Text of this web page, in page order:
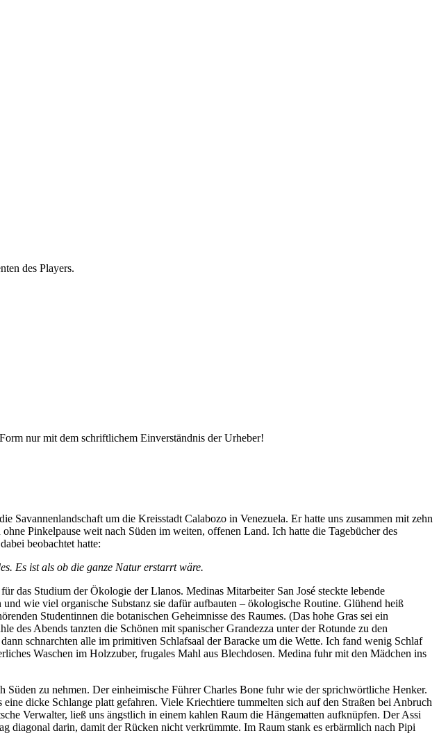
des Players.
nur mit dem schriftlichem Einverständnis der Urheber!
um die Kreisstadt Calabozo in Venezuela. Er hatte uns zusammen mit zehn
Pinkelpause weit nach Süden im weiten, offenen Land. Ich hatte die Tagebücher des
beobachtet hatte:
Es ist als ob die ganze Natur erstarrt wäre.
das Studium der Ökologie der Llanos. Medinas Mitarbeiter San José steckte lebende
wie viel organische Substanz sie dafür aufbauten – ökologische Routine. Glühend heiß
Studentinnen die botanischen Geheimnisse des Raumes. (Das hohe Gras sei ein
des Abends tanzten die Schönen mit spanischer Grandezza unter der Rotunde zu den
schnarchten alle im primitiven Schlafsaal der Baracke um die Wette. Ich fand wenig Schlaf
Waschen im Holzzuber, frugales Mahl aus Blechdosen. Medina fuhr mit den Mädchen ins
zu nehmen. Der einheimische Führer Charles Bone fuhr wie der sprichwörtliche Henker.
dicke Schlange platt gefahren. Viele Kriechtiere tummelten sich auf den Straßen bei Anbruch
Verwalter, ließ uns ängstlich in einem kahlen Raum die Hängematten aufknüpfen. Der Assi
diagonal darin, damit der Rücken nicht verkrümmte. Im Raum stank es erbärmlich nach Pipi